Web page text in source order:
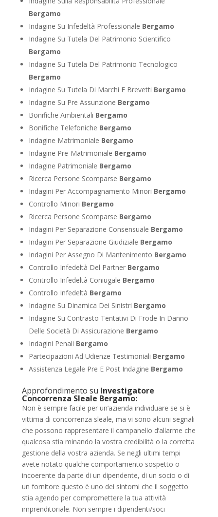
Bergamo
Indagine Su Infedeltà Professionale Bergamo
Indagine Su Tutela Del Patrimonio Scientifico
Bergamo
Indagine Su Tutela Del Patrimonio Tecnologico
Bergamo
Indagine Su Tutela Di Marchi E Brevetti Bergamo
Indagine Su Pre Assunzione Bergamo
Bonifiche Ambientali Bergamo
Bonifiche Telefoniche Bergamo
Indagine Matrimoniale Bergamo
Indagine Pre-Matrimoniale Bergamo
Indagine Patrimoniale Bergamo
Ricerca Persone Scomparse Bergamo
Indagini Per Accompagnamento Minori Bergamo
Controllo Minori Bergamo
Ricerca Persone Scomparse Bergamo
Indagini Per Separazione Consensuale Bergamo
Indagini Per Separazione Giudiziale Bergamo
Indagini Per Assegno Di Mantenimento Bergamo
Controllo Infedeltà Del Partner Bergamo
Controllo Infedeltà Coniugale Bergamo
Controllo Infedeltà Bergamo
Indagine Su Dinamica Dei Sinistri Bergamo
Indagine Su Contrasto Tentativi Di Frode In Danno
Delle Società Di Assicurazione Bergamo
Indagini Penali Bergamo
Partecipazioni Ad Udienze Testimoniali Bergamo
Assistenza Legale Pre E Post Indagine Bergamo
Approfondimento su Investigatore
Concorrenza Sleale Bergamo:
Non è sempre facile per un’azienda individuare se si è
vittima di concorrenza sleale, ma vi sono alcuni segnali
che possono rappresentare il campanello d’allarme che
qualcosa stia minando la vostra credibilità o la corretta
gestione della vostra azienda. Se negli ultimi tempi
avete notato qualche comportamento sospetto o
incoerente da parte di un dipendente, di un socio o di
un fornitore questo è uno dei sintomi che il soggetto
stia agendo per compromettere la tua attività
imprenditoriale. Non sempre i dipendenti/soci